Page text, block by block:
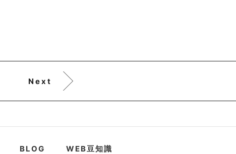
Next
BLOG WEB豆知識